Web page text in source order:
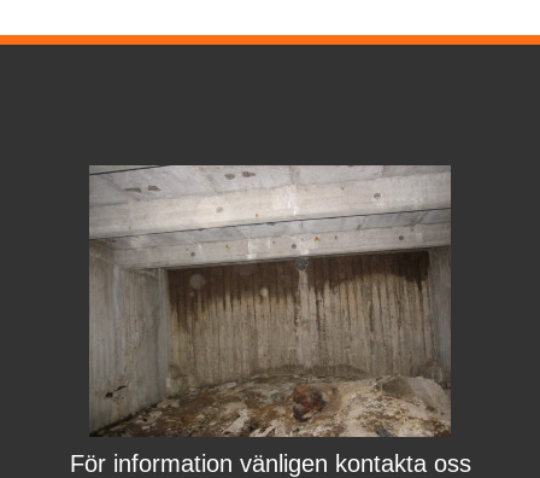
För information vänligen kontakta oss